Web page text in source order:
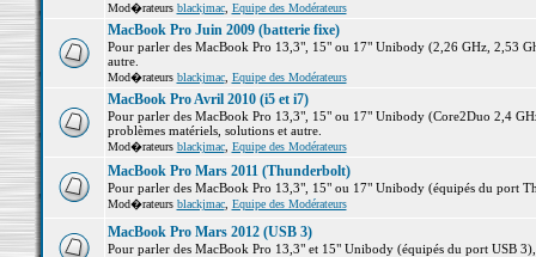
Mod�rateurs blackjmac, Equipe des Modérateurs
MacBook Pro Juin 2009 (batterie fixe)
Pour parler des MacBook Pro 13,3", 15" ou 17" Unibody (2,26 GHz, 2,53
autre.
Mod�rateurs blackjmac, Equipe des Modérateurs
MacBook Pro Avril 2010 (i5 et i7)
Pour parler des MacBook Pro 13,3", 15" ou 17" Unibody (Core2Duo 2,4
problèmes matériels, solutions et autre.
Mod�rateurs blackjmac, Equipe des Modérateurs
MacBook Pro Mars 2011 (Thunderbolt)
Pour parler des MacBook Pro 13,3", 15" ou 17" Unibody (équipés du port
Mod�rateurs blackjmac, Equipe des Modérateurs
MacBook Pro Mars 2012 (USB 3)
Pour parler des MacBook Pro 13,3" et 15" Unibody (équipés du port USB